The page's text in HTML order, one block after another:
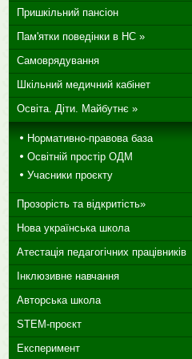
Пришкільний пансіон
Пам'ятки поведінки в НС »
Самоврядування
Шкільний медичний кабінет
Освіта. Діти. Майбутнє »
Нормативно-правова база
Освітній простір ОДМ
Учасники проєкту
Прозорість та відкритість»
Нова українська школа
Атестація педагогічних працівників
Інклюзивне навчання
Авторська школа
STEM-проєкт
Експеримент